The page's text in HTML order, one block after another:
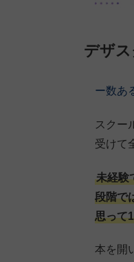
デザ
ー数あ
スクー
受けて
未経験
段階で
思って
本を開